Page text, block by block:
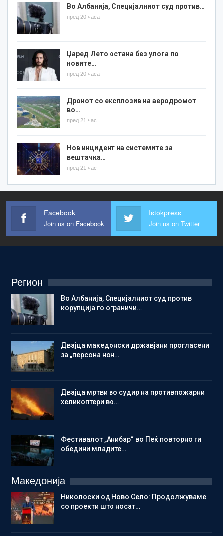
Во Албанија, Специјалниот суд против…
пред 20 часа
Џаред Лето остана без улога по
новите…
пред 20 часа
Дронот со експлозив на аеродромот
во…
пред 21 час
Нов инцидент на системите за
вештачка…
пред 21 час
Facebook
Join us on Facebook
Istokpress
Join us on Twitter
Регион
Во Албанија, Специјалниот суд против
корупција го ограничи…
Двајца македонски државјани прогласени
за „персона нон…
Двајца мртви во судир на противпожарни
хеликоптери во…
Фестивалот „Анибар“ во Пеќ повторно ги
обедини младите…
Македонија
Николоски од Ново Село: Продолжуваме
со проекти што носат…